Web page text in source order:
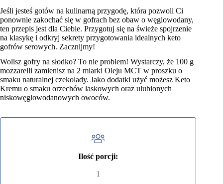
Jeśli jesteś gotów na kulinarną przygodę, która pozwoli Ci
ponownie zakochać się w gofrach bez obaw o węglowodany,
ten przepis jest dla Ciebie. Przygotuj się na świeże spojrzenie
na klasykę i odkryj sekrety przygotowania idealnych keto
gofrów serowych. Zacznijmy!
Wolisz gofry na słodko? To nie problem! Wystarczy, że 100 g
mozzarelli zamienisz na 2 miarki Oleju MCT w proszku o
smaku naturalnej czekolady. Jako dodatki użyć możesz Keto
Kremu o smaku orzechów laskowych oraz ulubionych
niskowęglowodanowych owoców.
Ilość porcji:
1